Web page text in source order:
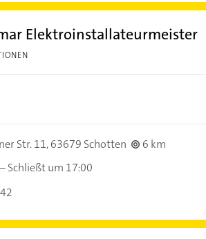
Elektroinstallateurmeister
Str. 11,63679 Schotten
6 km
Schließt um 17:00